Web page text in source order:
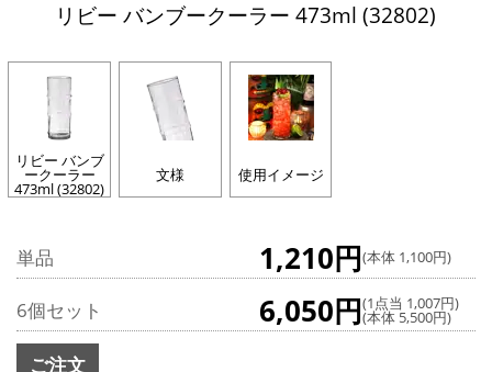
リビー バンブークーラー 473ml (32802)
リビー バンブ
ークーラー
473ml (32802)
文様 使用イメージ
単品 1,210円(本体 1,100円)
6個セット 6,050円(1点当 1,007円)
(本体 5,500円)
ご注文